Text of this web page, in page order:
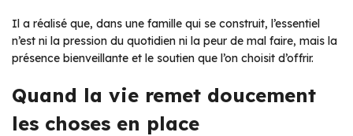
Il a réalisé que, dans une famille qui se construit, l’essentiel
n’est ni la pression du quotidien ni la peur de mal faire, mais la
présence bienveillante et le soutien que l’on choisit d’offrir.
Quand la vie remet doucement
les choses en place